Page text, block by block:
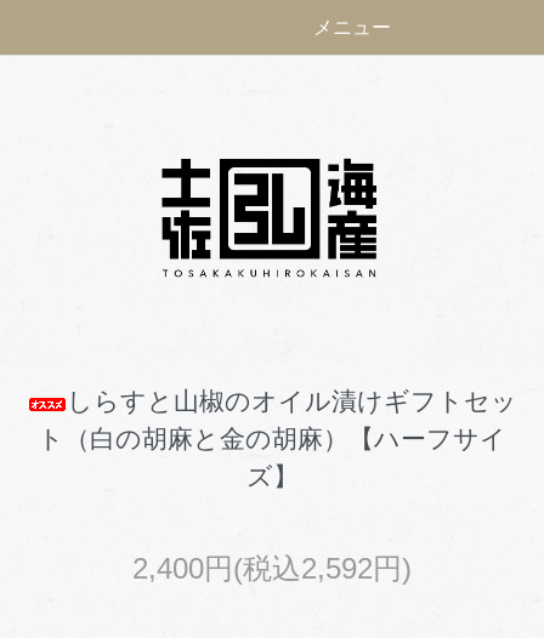
メニュー
しらすと山椒のオイル漬けギフトセッ
ト（白の胡麻と金の胡麻）【ハーフサイ
ズ】
2,400円(税込2,592円)